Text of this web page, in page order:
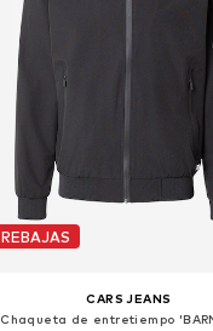
REBAJAS
CARS JEANS
Chaqueta de entretiempo